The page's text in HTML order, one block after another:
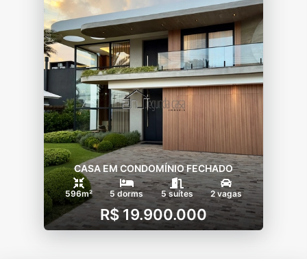
CASA EM CONDOMÍNIO FECHADO
596m² 5 dorms 5 suítes 2 vagas
R$ 19.900.000